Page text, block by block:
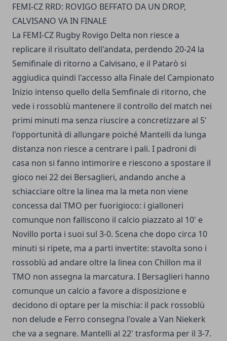
FEMI-CZ RRD: ROVIGO BEFFATO DA UN DROP,
CALVISANO VA IN FINALE
La FEMI-CZ Rugby Rovigo Delta non riesce a
replicare il risultato dell'andata, perdendo 20-24 la
Semifinale di ritorno a Calvisano, e il Patarò si
aggiudica quindi l'accesso alla Finale del Campionato
Inizio intenso quello della Semfinale di ritorno, che
vede i rossoblù mantenere il controllo del match nei
primi minuti ma senza riuscire a concretizzare al 5'
l'opportunità di allungare poiché Mantelli da lunga
distanza non riesce a centrare i pali. I padroni di
casa non si fanno intimorire e riescono a spostare il
gioco nei 22 dei Bersaglieri, andando anche a
schiacciare oltre la linea ma la meta non viene
concessa dal TMO per fuorigioco: i gialloneri
comunque non falliscono il calcio piazzato al 10' e
Novillo porta i suoi sul 3-0. Scena che dopo circa 10
minuti si ripete, ma a parti invertite: stavolta sono i
rossoblù ad andare oltre la linea con Chillon ma il
TMO non assegna la marcatura. I Bersaglieri hanno
comunque un calcio a favore a disposizione e
decidono di optare per la mischia: il pack rossoblù
non delude e Ferro consegna l'ovale a Van Niekerk
che va a segnare. Mantelli al 22' trasforma per il 3-7.